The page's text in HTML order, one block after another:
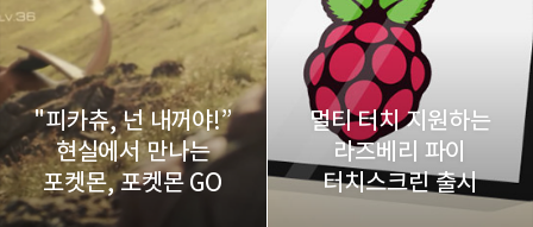
"피카츄, 넌 내꺼야!”
현실에서 만나는
포켓몬, 포켓몬 GO
멀티 터치 지원하는
라즈베리 파이
터치스크린 출시